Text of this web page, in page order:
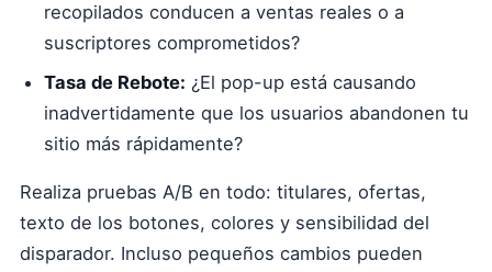
recopilados conducen a ventas reales o a
suscriptores comprometidos?
Tasa de Rebote: ¿El pop-up está causando
inadvertidamente que los usuarios abandonen tu
sitio más rápidamente?
Realiza pruebas A/B en todo: titulares, ofertas,
texto de los botones, colores y sensibilidad del
disparador. Incluso pequeños cambios pueden